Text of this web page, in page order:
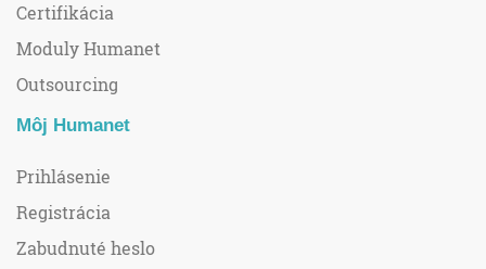
Certifikácia
Moduly Humanet
Outsourcing
Môj Humanet
Prihlásenie
Registrácia
Zabudnuté heslo